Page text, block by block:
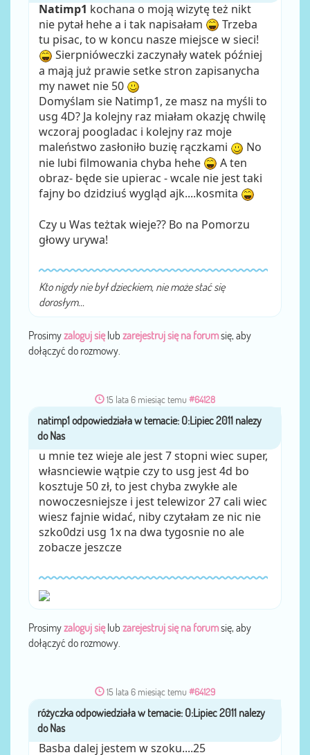
Natimp1 kochana o moją wizytę też nikt
nie pytał hehe a i tak napisałam
Trzeba
tu pisac, to w koncu nasze miejsce w sieci!
Sierpnióweczki zaczynały watek później
a mają już prawie setke stron zapisanycha
my nawet nie 50
Domyślam sie Natimp1, ze masz na myśli to
usg 4D? Ja kolejny raz miałam okazję chwilę
wczoraj poogladac i kolejny raz moje
maleństwo zasłoniło buzię rączkami
No
nie lubi filmowania chyba hehe
A ten
obraz- będe sie upierac - wcale nie jest taki
fajny bo dzidziuś wygląd ajk....kosmita
Czy u Was teżtak wieje?? Bo na Pomorzu
głowy urywa!
Kto nigdy nie był dzieckiem, nie może stać się
dorosłym...
Prosimyzaloguj sięlub zarejestruj się na forumsię, aby
dołączyć do rozmowy.
15 lata 6 miesiąc temu #64128
przez natimp1
u mnie tez wieje ale jest 7 stopni wiec super,
własnciewie wątpie czy to usg jest 4d bo
kosztuje 50 zł, to jest chyba zwykłe ale
nowoczesniejsze i jest telewizor 27 cali wiec
wiesz fajnie widać, niby czytałam ze nic nie
szko0dzi usg 1x na dwa tygosnie no ale
zobacze jeszcze
Prosimyzaloguj sięlub zarejestruj się na forumsię, aby
dołączyć do rozmowy.
15 lata 6 miesiąc temu #64129
przezróżyczka
Basba dalej jestem w szoku....25